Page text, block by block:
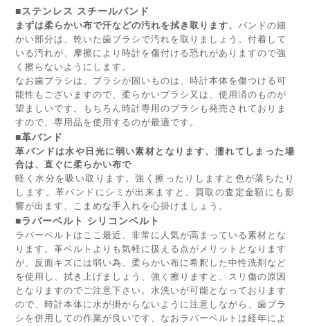
■ステンレス スチールバンド
まずは柔らかい布で汗などの汚れを拭き取ります、バンドの細
かい部分は、乾いた歯ブラシで汚れを取りましょう。付着して
いる汚れが、摩擦により時計を傷付ける恐れがありますので強
く擦らないようにします。
なお歯ブラシは、ブラシが固いものは、時計本体を傷つける可
能性もございますので、柔らかいブラシ又は、使用済のものが
望ましいです。もちろん時計専用のブラシも発売されておりま
すので、専用品を使用するのが最適です。
■革バンド
革バンドは水や日光に弱い素材となります、濡れてしまった場
合は、直ぐに柔らかい布で
軽く水分を吸い取ります。強く擦ったりしますと色が落ちたり
します。革バンドにシミが出来ますと、買取の査定金額にも影
響が出ます、こまめな手入れを心掛けましょう。
■ラバーベルト シリコンベルト
ラバーベルトはここ最近、非常に人気が高まっている素材とな
ります。革ベルトよりも気軽に扱える点がメリットとなります
が、反面キズには弱い為、柔らかい布に希釈した中性洗剤など
を使用し、拭き上げましょう、強く擦りますと、スリ傷の原因
となりますのでご注意下さい。水洗いが可能となっております
ので、時計本体に水が掛からないように注意しながら、歯ブラ
シを併用しての作業が良いです、なおラバーベルトは経年によ